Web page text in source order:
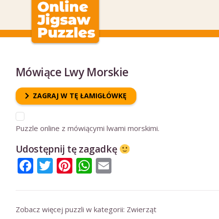
Mówiące Lwy Morskie
ZAGRAJ W TĘ ŁAMIGŁÓWKĘ
Puzzle online z mówiącymi lwami morskimi.
Udostępnij tę zagadkę
Facebook
Twitter
Pinterest
WhatsApp
Email
Zobacz więcej puzzli w kategorii: Zwierząt